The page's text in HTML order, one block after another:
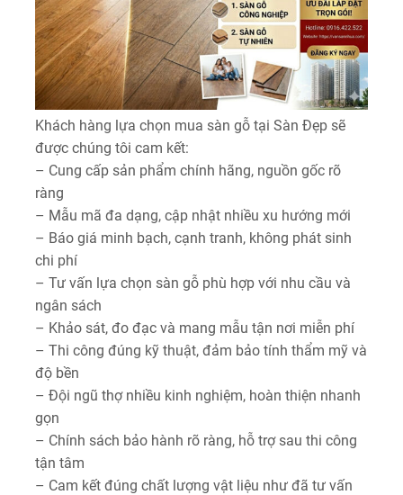
Khách hàng lựa chọn mua sàn gỗ tại Sàn Đẹp sẽ
được chúng tôi cam kết:
– Cung cấp sản phẩm chính hãng, nguồn gốc rõ
ràng
– Mẫu mã đa dạng, cập nhật nhiều xu hướng mới
– Báo giá minh bạch, cạnh tranh, không phát sinh
chi phí
– Tư vấn lựa chọn sàn gỗ phù hợp với nhu cầu và
ngân sách
– Khảo sát, đo đạc và mang mẫu tận nơi miễn phí
– Thi công đúng kỹ thuật, đảm bảo tính thẩm mỹ và
độ bền
– Đội ngũ thợ nhiều kinh nghiệm, hoàn thiện nhanh
gọn
– Chính sách bảo hành rõ ràng, hỗ trợ sau thi công
tận tâm
– Cam kết đúng chất lượng vật liệu như đã tư vấn